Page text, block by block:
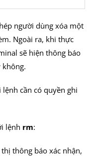
người dùng xóa một
Ngoài ra, khi thực
sẽ hiện thông báo
không.
cần có quyền ghi
lệnh rm:
thông báo xác nhận,